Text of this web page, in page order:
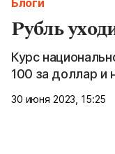
Рубль
Курс
100 за доллар и
30 июня 2023, 15:25